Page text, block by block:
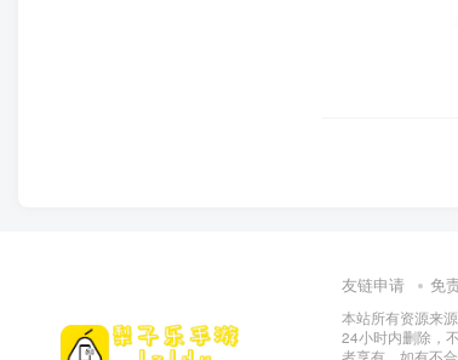
友链申请 免
本站所有资源来
24小时内删除，